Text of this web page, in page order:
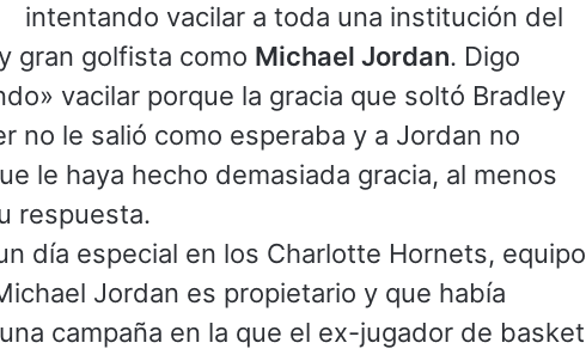
intentando vacilar a toda una institución del
gran golfista como Michael Jordan. Digo
vacilar porque la gracia que soltó Bradley
no le salió como esperaba y a Jordan no
le haya hecho demasiada gracia, al menos
respuesta.
día especial en los Charlotte Hornets, equipo
Jordan es propietario y que había
campaña en la que el ex-jugador de basket